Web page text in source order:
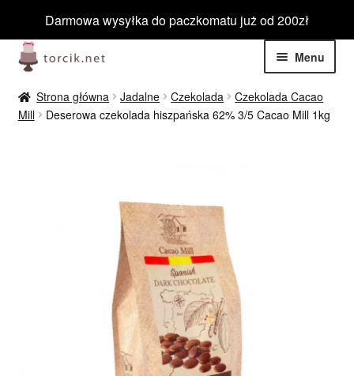
Darmowa wysyłka do paczkomatu już od 200zł
Przejdź
do
nawigacji
Przejdź
do
treści
Menu
Jadalne
Rozwiń
menu
Strona główna Jadalne Czekolada
Czekolada Cacao
Mill
Deserowa czekolada hiszpańska 62% 3/5 Cacao Mill 1kg